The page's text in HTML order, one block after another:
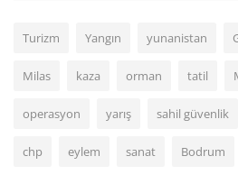
Turizm Yangın yunanistan
Milas kaza orman tatil
operasyon yarış sahil güvenlik
chp eylem sanat Bodrum